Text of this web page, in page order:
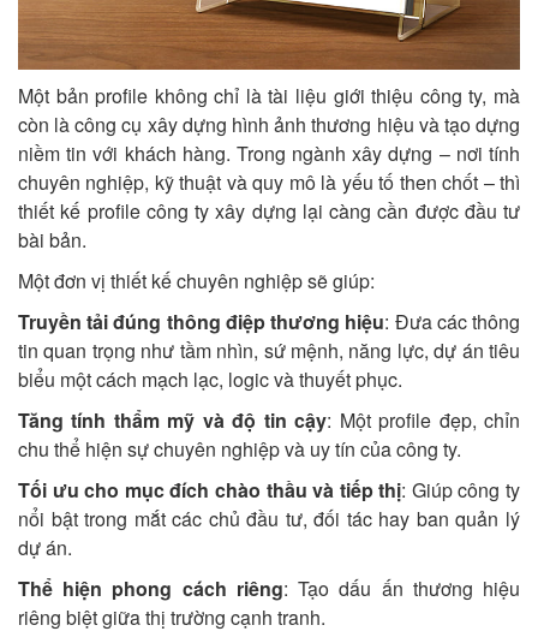
Một bản profile không chỉ là tài liệu giới thiệu công ty, mà
còn là công cụ xây dựng hình ảnh thương hiệu và tạo dựng
niềm tin với khách hàng. Trong ngành xây dựng – nơi tính
chuyên nghiệp, kỹ thuật và quy mô là yếu tố then chốt – thì
thiết kế profile công ty xây dựng lại càng cần được đầu tư
bài bản.
Một đơn vị thiết kế chuyên nghiệp sẽ giúp:
Truyền tải đúng thông điệp thương hiệu: Đưa các thông
tin quan trọng như tầm nhìn, sứ mệnh, năng lực, dự án tiêu
biểu một cách mạch lạc, logic và thuyết phục.
Tăng tính thẩm mỹ và độ tin cậy: Một profile đẹp, chỉn
chu thể hiện sự chuyên nghiệp và uy tín của công ty.
Tối ưu cho mục đích chào thầu và tiếp thị: Giúp công ty
nổi bật trong mắt các chủ đầu tư, đối tác hay ban quản lý
dự án.
Thể hiện phong cách riêng: Tạo dấu ấn thương hiệu
riêng biệt giữa thị trường cạnh tranh.